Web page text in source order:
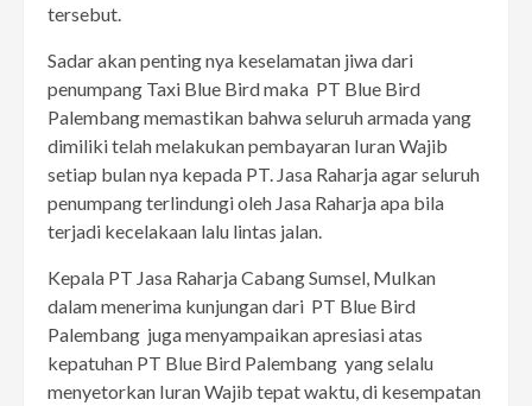
tersebut.
Sadar akan penting nya keselamatan jiwa dari
penumpang Taxi Blue Bird maka PT Blue Bird
Palembang memastikan bahwa seluruh armada yang
dimiliki telah melakukan pembayaran Iuran Wajib
setiap bulan nya kepada PT. Jasa Raharja agar seluruh
penumpang terlindungi oleh Jasa Raharja apa bila
terjadi kecelakaan lalu lintas jalan.
Kepala PT Jasa Raharja Cabang Sumsel, Mulkan
dalam menerima kunjungan dari PT Blue Bird
Palembang juga menyampaikan apresiasi atas
kepatuhan PT Blue Bird Palembang yang selalu
menyetorkan Iuran Wajib tepat waktu, di kesempatan